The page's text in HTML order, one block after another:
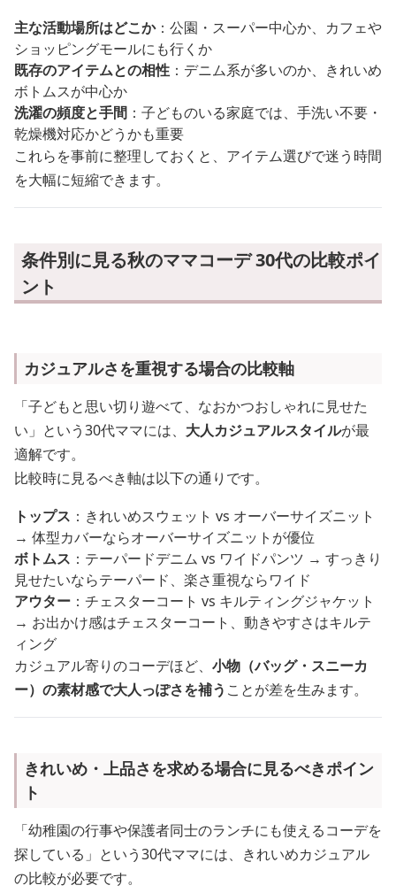
主な活動場所はどこか：公園・スーパー中心か、カフェや
ショッピングモールにも行くか
既存のアイテムとの相性 ：デニム系が多いのか、きれいめ
ボトムスが中心か
洗濯の頻度と手間 ：子どものいる家庭では、手洗い不要・
乾燥機対応かどうかも重要
これらを事前に整理しておくと、アイテム選びで迷う時間
を大幅に短縮できます。
条件別に見る秋のママコーデ 30代の比較ポイ
ント
カジュアルさを重視する場合の比較軸
「子どもと思い切り遊べて、なおかつおしゃれに見せた
い」という30代ママには、 大人カジュアルスタイルが最
適解です。
比較時に見るべき軸は以下の通りです。
トップス ：きれいめスウェット vs オーバーサイズニット
→ 体型カバーならオーバーサイズニットが優位
ボトムス ：テーパードデニム vs ワイドパンツ → すっきり
見せたいならテーパード、楽さ重視ならワイド
アウター ：チェスターコート vs キルティングジャケット
→ お出かけ感はチェスターコート、動きやすさはキルテ
ィング
カジュアル寄りのコーデほど、 小物（バッグ・スニーカ
ー）の素材感で大人っぽさを補う ことが差を生みます。
きれいめ・上品さを求める場合に見るべきポイン
ト
「幼稚園の行事や保護者同士のランチにも使えるコーデを
探している」という30代ママには、きれいめカジュアル
の比較が必要です。